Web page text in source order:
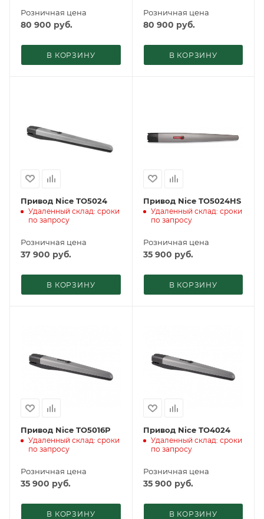
Розничная цена
80 900 руб.
В КОРЗИНУ
Розничная цена
80 900 руб.
В КОРЗИНУ
Привод Nice TO5024
Удаленный склад: сроки
по запросу
Розничная цена
37 900 руб.
В КОРЗИНУ
Привод Nice TO5024HS
Удаленный склад: сроки
по запросу
Розничная цена
35 900 руб.
В КОРЗИНУ
Привод Nice TO5016P
Удаленный склад: сроки
по запросу
Розничная цена
35 900 руб.
В КОРЗИНУ
Привод Nice TO4024
Удаленный склад: сроки
по запросу
Розничная цена
35 900 руб.
В КОРЗИНУ